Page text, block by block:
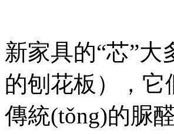
新家具的“芯”大
的刨花板），它
傳統(tǒng)的脲